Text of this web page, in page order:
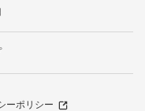
ーポリシー